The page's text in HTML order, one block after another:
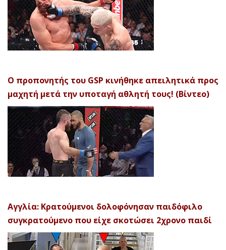
Ο προπονητής του GSP κινήθηκε απειλητικά προς
μαχητή μετά την υποταγή αθλητή τους! (Βίντεο)
Αγγλία: Κρατούμενοι δολοφόνησαν παιδόφιλο
συγκρατούμενο που είχε σκοτώσει 2χρονο παιδί